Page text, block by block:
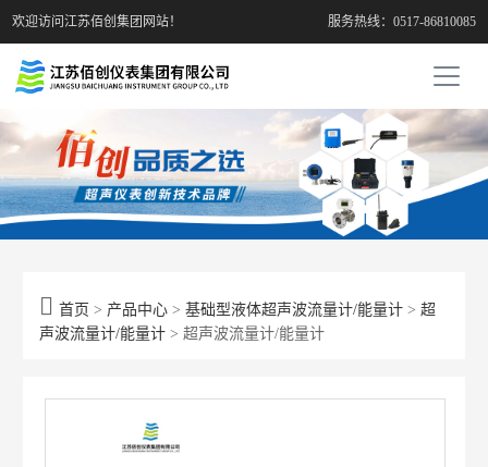
欢迎访问江苏佰创集团网站！ 服务热线：0517-86810085
 首页 > 产品中心 >基础型液体超声波流量计/能量计 >超
声波流量计/能量计 > 超声波流量计/能量计